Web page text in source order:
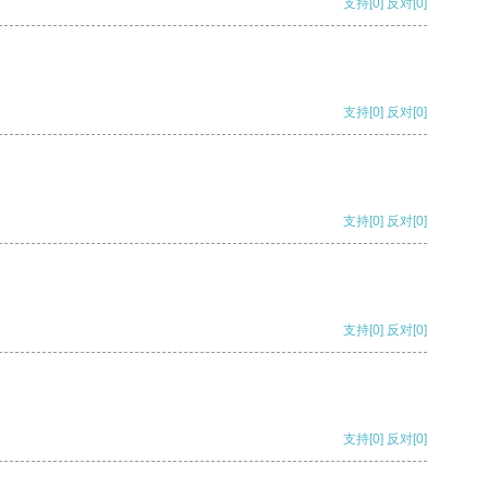
支持 [0] 反对 [0]
支持[0] 反对[0]
支持[0] 反对[0]
支持[0] 反对[0]
支持[0] 反对[0]